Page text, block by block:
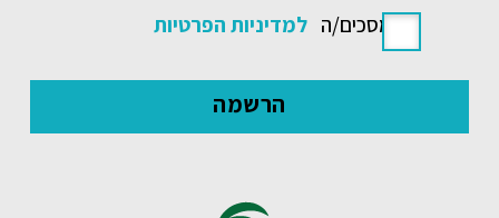
אני מסכים/ה למדיניות הפרטיות